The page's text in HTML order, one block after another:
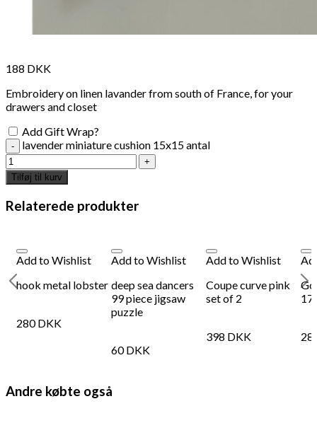
188 DKK
Embroidery on linen lavander from south of France, for your
drawers and closet
Add Gift Wrap?
lavender miniature cushion 15x15 antal
Tilføj til kurv
Relaterede produkter
Add to Wishlist
hook metal lobster
280DKK
Add to Wishlist
deep sea dancers
99 piece jigsaw
puzzle
60DKK
Add to Wishlist
Coupe curve pink
set of 2
398 DKK
Andre købte også